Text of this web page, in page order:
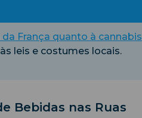
França quanto à cannabis
leis e costumes locais.
Bebidas nas Ruas